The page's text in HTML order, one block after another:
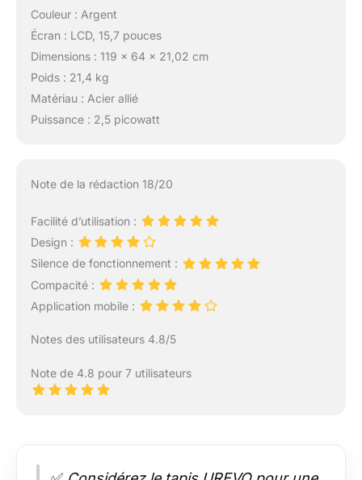
Couleur : Argent
Écran : LCD, 15,7 pouces
Dimensions : 119 x 64 x 21,02 cm
Poids : 21,4 kg
Matériau : Acier allié
Puissance : 2,5 picowatt
Note de la rédaction 18/20
Facilité d’utilisation :
Design :
Silence de fonctionnement :
Compacité :
Application mobile :
Notes des utilisateurs 4.8/5
Note de 4.8 pour 7 utilisateurs